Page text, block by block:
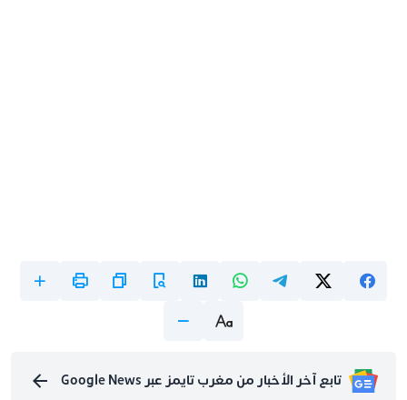
تابع آخر الأخبار من مغرب تايمز عبر Google News